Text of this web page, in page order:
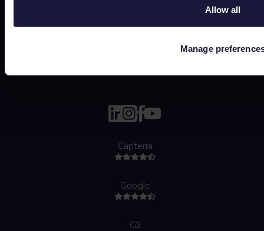
Allow all
Manage
Job Applicant Privacy Policy
Do Not Sell or Share My Personal Information
Capterra
Google
G2